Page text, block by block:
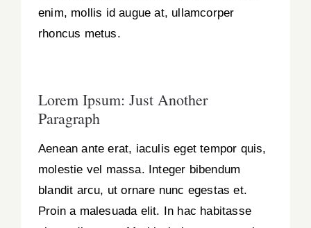
enim, mollis id augue at, ullamcorper
rhoncus metus.
Lorem Ipsum: Just Another
Paragraph
Aenean ante erat, iaculis eget tempor quis,
molestie vel massa. Integer bibendum
blandit arcu, ut ornare nunc egestas et.
Proin a malesuada elit. In hac habitasse